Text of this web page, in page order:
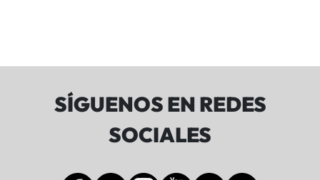
SÍGUENOS EN REDES
SOCIALES